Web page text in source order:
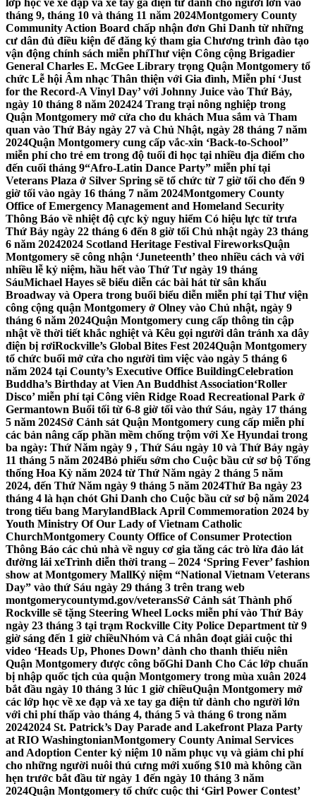
lớp học về xe đạp và xe tay ga điện tử dành cho người lớn vào
tháng 9, tháng 10 và tháng 11 năm 2024Montgomery County
Community Action Board chấp nhận đơn Ghi Danh từ những
cư dân đủ điều kiện để đăng ký tham gia Chương trình đào tạo
vận động chính sách miễn phíThư viện Công cộng Brigadier
General Charles E. McGee Library trọng Quận Montgomery tổ
chức Lễ hội Âm nhạc Thân thiện với Gia đình, Miễn phí ‘Just
for the Record-A Vinyl Day’ với Johnny Juice vào Thứ Bảy,
ngày 10 tháng 8 năm 202424 Trang trại nông nghiệp trong
Quận Montgomery mở cửa cho du khách Mua sắm và Tham
quan vào Thứ Bảy ngày 27 và Chủ Nhật, ngày 28 tháng 7 năm
2024Quận Montgomery cung cấp vắc-xin ‘Back-to-School’’
miễn phí cho trẻ em trong độ tuổi đi học tại nhiều địa điểm cho
đến cuối tháng 9“Afro-Latin Dance Party” miễn phí tại
Veterans Plaza ở Silver Spring sẽ tổ chức từ 7 giờ tối cho đến 9
giờ tối vào ngày 16 tháng 7 năm 2024Montgomery County
Office of Emergency Management and Homeland Security
Thông Báo về nhiệt độ cực kỳ nguy hiểm Có hiệu lực từ trưa
Thứ Bảy ngày 22 tháng 6 đến 8 giờ tối Chủ nhật ngày 23 tháng
6 năm 20242024 Scotland Heritage Festival FireworksQuận
Montgomery sẽ công nhận ‘Juneteenth’ theo nhiều cách và với
nhiều lễ kỷ niệm, hầu hết vào Thứ Tư ngày 19 tháng
SáuMichael Hayes sẽ biểu diễn các bài hát từ sân khấu
Broadway và Opera trong buổi biểu diễn miễn phí tại Thư viện
công cộng quận Montgomery ở Olney vào Chủ nhật, ngày 9
tháng 6 năm 2024Quận Montgomery cung cấp thông tin cập
nhật về thời tiết khắc nghiệt và Kêu gọi người dân tránh xa dây
điện bị rơiRockville’s Global Bites Fest 2024Quận Montgomery
tổ chức buổi mở cửa cho người tìm việc vào ngày 5 tháng 6
năm 2024 tại County’s Executive Office BuildingCelebration
Buddha’s Birthday at Vien An Buddhist Association‘Roller
Disco’ miễn phí tại Công viên Ridge Road Recreational Park ở
Germantown Buổi tối từ 6-8 giờ tối vào thứ Sáu, ngày 17 tháng
5 năm 2024Sở Cảnh sát Quận Montgomery cung cấp miễn phí
các bản nâng cấp phần mềm chống trộm với Xe Hyundai trong
ba ngày: Thứ Năm ngày 9 , Thứ Sáu ngày 10 và Thứ Bảy ngày
11 tháng 5 năm 2024Bỏ phiếu sớm cho Cuộc bầu cử sơ bộ Tổng
thống Hoa Kỳ năm 2024 từ Thứ Năm ngày 2 tháng 5 năm
2024, đến Thứ Năm ngày 9 tháng 5 năm 2024Thứ Ba ngày 23
tháng 4 là hạn chót Ghi Danh cho Cuộc bầu cử sơ bộ năm 2024
trong tiểu bang MarylandBlack April Commemoration 2024 by
Youth Ministry Of Our Lady of Vietnam Catholic
ChurchMontgomery County Office of Consumer Protection
Thông Báo các chủ nhà về nguy cơ gia tăng các trò lừa đảo lát
đường lái xeTrình diễn thời trang – 2024 ‘Spring Fever’ fashion
show at Montgomery MallKỷ niệm “National Vietnam Veterans
Day” vào thứ Sáu ngày 29 tháng 3 trên trang web
montgomerycountymd.gov/veteransSở Cảnh sát Thành phố
Rockville sẽ tặng Steering Wheel Locks miễn phí vào Thứ Bảy
ngày 23 tháng 3 tại trạm Rockville City Police Department từ 9
giờ sáng đến 1 giờ chiềuNhóm và Cá nhân đoạt giải cuộc thi
video ‘Heads Up, Phones Down’ dành cho thanh thiếu niên
Quận Montgomery được công bốGhi Danh Cho Các lớp chuẩn
bị nhập quốc tịch của quận Montgomery trong mùa xuân 2024
bắt đầu ngày 10 tháng 3 lúc 1 giờ chiềuQuận Montgomery mở
các lớp học về xe đạp và xe tay ga điện tử dành cho người lớn
với chi phí thấp vào tháng 4, tháng 5 và tháng 6 trong năm
20242024 St. Patrick’s Day Parade and Lakefront Plaza Party
at RIO WashingtonianMontgomery County Animal Services
and Adoption Center kỷ niệm 10 năm phục vụ và giảm chi phí
cho những người nuôi thú cưng mới xuống $10 mà không cần
hẹn trước bắt đầu từ ngày 1 đến ngày 10 tháng 3 năm
2024Quận Montgomery tổ chức cuộc thi ‘Girl Power Contest’